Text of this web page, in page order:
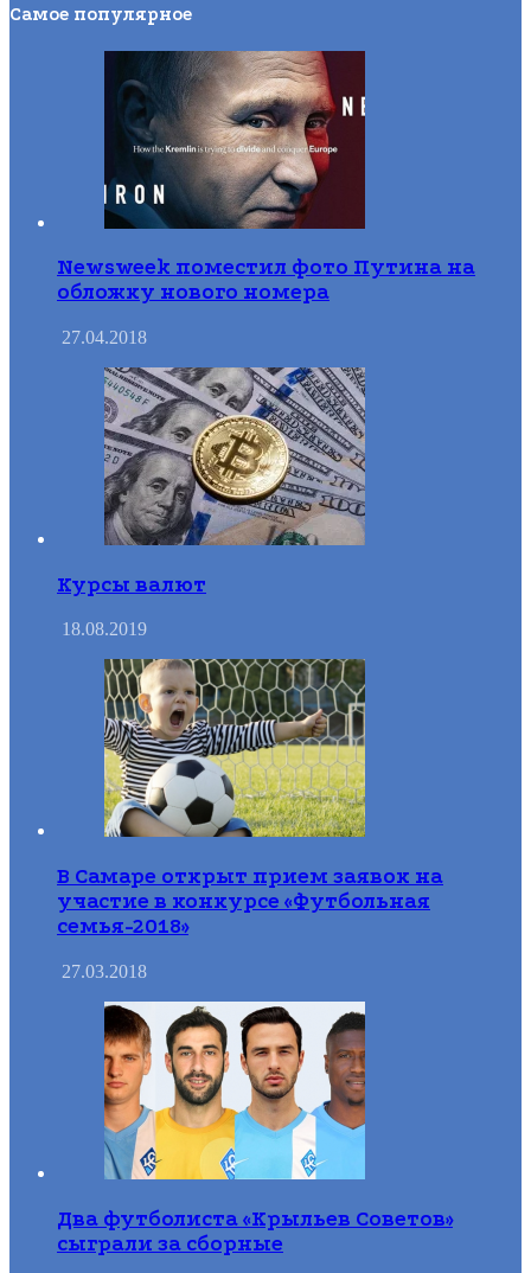
Самое популярное
Newsweek поместил фото Путина на
обложку нового номера
27.04.2018
Курсы валют
18.08.2019
В Самаре открыт прием заявок на
участие в конкурсе «Футбольная
семья-2018»
27.03.2018
Два футболиста «Крыльев Советов»
сыграли за сборные